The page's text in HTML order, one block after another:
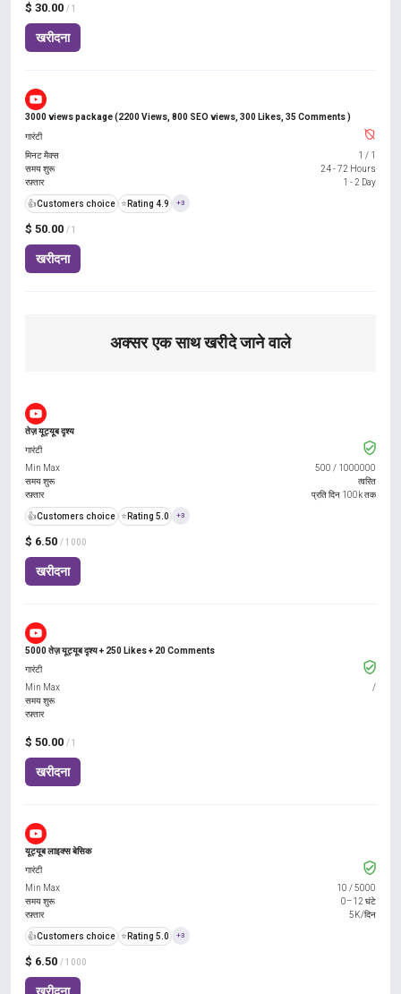
$ 30.00 / 1
खरीदना
3000 views package (2200 Views, 800 SEO views, 300 Likes, 35 Comments )
$ 50.00 / 1
खरीदना
गारंटी
मिनट मैक्स
1 / 1
समय शुरू
24 - 72 Hours
रफ़्तार
1 - 2 Day
👍Customers choice ⭐ Rating 4.9 +3
अक्सर एक साथ खरीदे जाने वाले
तेज़ यूट्यूब दृश्य
$ 6.50 / 1000
खरीदना
गारंटी
Min Max
500 / 1000000
समय शुरू
त्वरित
रफ़्तार
प्रति दिन 100k तक
👍Customers choice ⭐ Rating 5.0 +3
5000 तेज़ यूट्यूब दृश्य + 250 Likes + 20 Comments
$ 50.00 / 1
खरीदना
गारंटी
Min Max
/
समय शुरू
रफ़्तार
यूट्यूब लाइक्स बेसिक
$ 6.50 / 1000
गारंटी
Min Max
10 /5000
समय शुरू
0–12 घंटे
रफ़्तार
5K/दिन
👍Customers choice ⭐ Rating 5.0 +3